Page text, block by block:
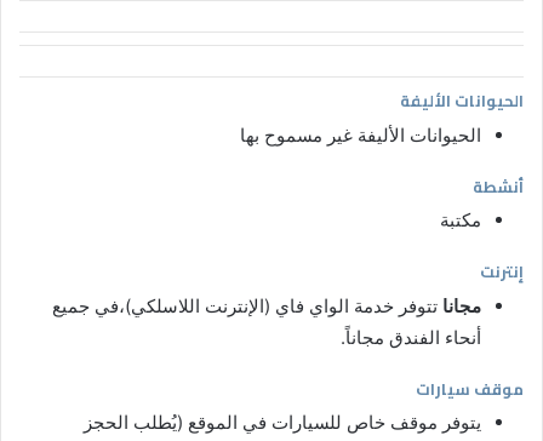
الحيوانات الأليفة
الحيوانات الأليفة غير مسموح بها
أنشطة
مكتبة
إنترنت
مجانا تتوفر خدمة الواي فاي (الإنترنت اللاسلكي)،في جميع
أنحاء الفندق مجاناً.
موقف سيارات
يتوفر موقف خاص للسيارات في الموقع (يُطلب الحجز